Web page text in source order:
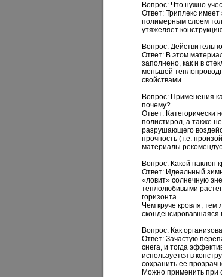
Вопрос: Что нужно
Ответ: Триплекс
полимерным слоем
утяжеляет
Вопрос:
Ответ: В этом
заполнено, как и в
меньшей
свойствами.
Вопрос: Применения
почему?
Ответ: Категорически
полистирол, а также
разрушающего
прочность (т.е.
материалы
Вопрос: Какой наклон
Ответ: Идеальный
«ловит» солнечную
теплолюбивыми
горизонта.
Чем круче кровля, тем
сконденсировавшаяся
Вопрос: Как
Ответ: Зачастую
снега, и тогда
используется в
сохранить ее
Можно применить при